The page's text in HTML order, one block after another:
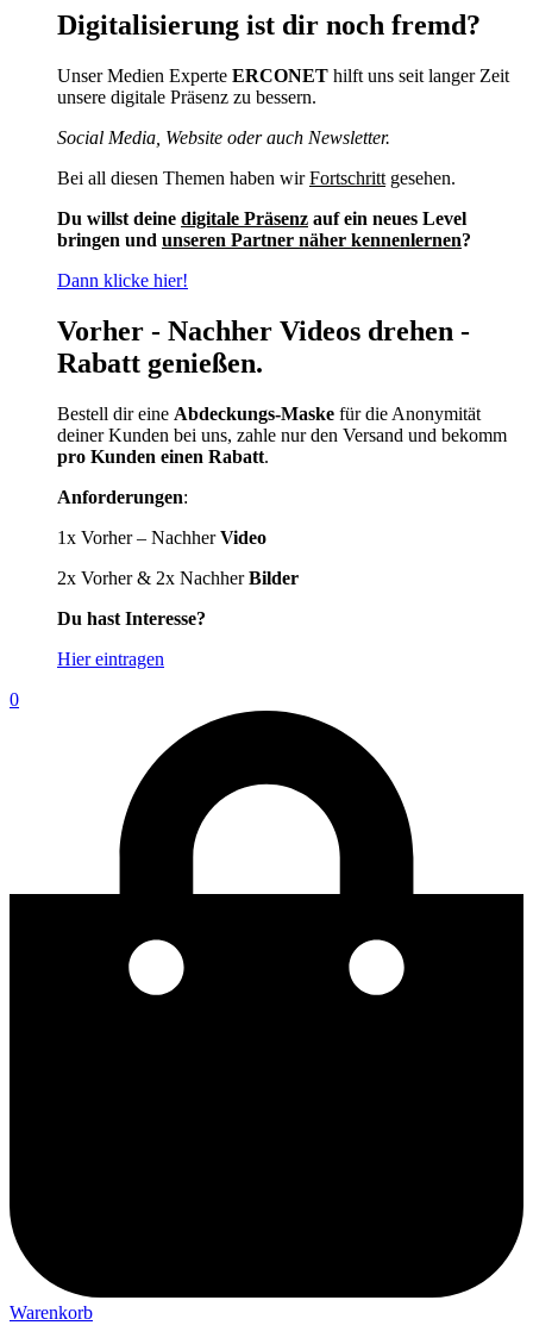
Digitalisierung ist dir noch fremd?
Unser Medien Experte ERCONET hilft uns seit langer Zeit
unsere digitale Präsenz zu bessern.
Social Media, Website oder auch Newsletter.
Bei all diesen Themen haben wirFortschritt gesehen.
Du willst deine digitale Präsenz auf ein neues Level
bringen und unseren Partner näher kennenlernen?
Dann klicke hier!
Vorher - Nachher Videos drehen -
Rabatt genießen.
Bestell dir eine Abdeckungs-Maske für die Anonymität
deiner Kunden bei uns, zahle nur den Versand und bekomm
pro Kunden einen Rabatt.
Anforderungen:
1x Vorher – NachherVideo
2x Vorher & 2x NachherBilder
Du hast Interesse?
Hier eintragen
0
Warenkorb